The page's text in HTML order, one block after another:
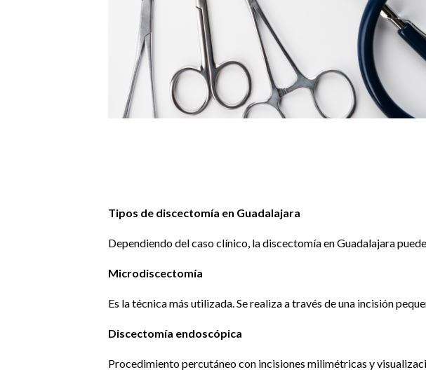
Tipos de discectomía en Guadalajara
Dependiendo del caso clínico, la discectomía en Guadalajara
Microdiscectomía
Es la técnica más utilizada. Se realiza a través de una incisión
Discectomía endoscópica
Procedimiento percutáneo con incisiones milimétricas y